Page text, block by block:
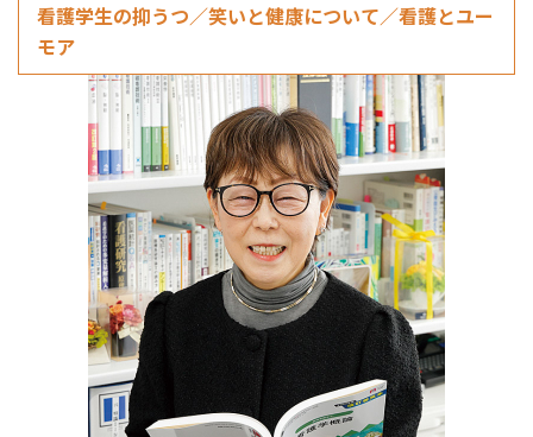
看護学生の抑うつ／笑いと健康について／看護とユー
モア